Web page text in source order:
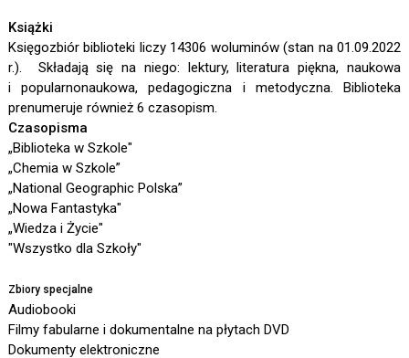
Książki
Księgozbiór biblioteki liczy 14306 woluminów (stan na 01.09.2022
r.). Składają się na niego: lektury, literatura piękna, naukowa
i popularnonaukowa, pedagogiczna i metodyczna. Biblioteka
prenumeruje również 6 czasopism.
Czasopisma
„Biblioteka w Szkole"
„Chemia w Szkole”
„National Geographic Polska”
„Nowa Fantastyka"
„Wiedza i Życie"
"Wszystko dla Szkoły"
Zbiory specjalne
Audiobooki
Filmy fabularne i dokumentalne na płytach DVD
Dokumenty elektroniczne